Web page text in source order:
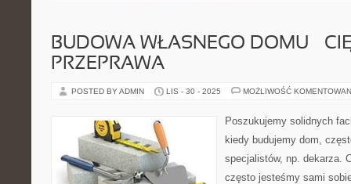
BUDOWA WŁASNEGO DOMU –
PRZEPRAWA
POSTED BY ADMIN LIS - 30 - 2025 MOŻLIWOŚĆ
Poszukujemy solidnych
kiedy budujemy dom,
specjalistów, np. dekarza.
często jesteśmy sami